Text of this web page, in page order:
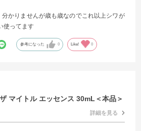
かりませんが歳も歳なのでこれ以上シワが
使ってます
参考になった 0 Like! 0
ザ マイトル エッセンス 30mL＜本品＞
詳細を見る